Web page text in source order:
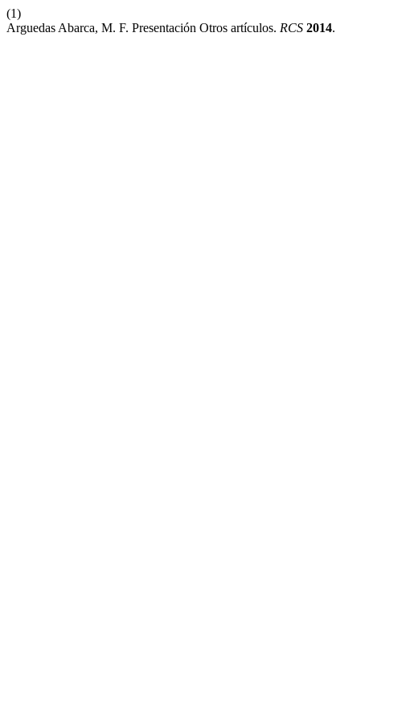
(1)
Arguedas Abarca, M. F. Presentación Otros artículos. RCS 2014.